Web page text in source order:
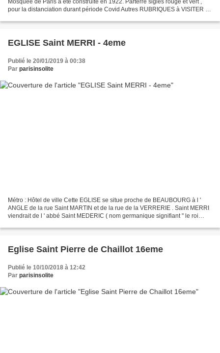
pour la distanciation durant période Covid Autres RUBRIQUES à VISITER -
EGLISE Saint MERRI - 4eme
Publié le 20/01/2019 à 00:38
Par parisinsolite
Métro : Hôtel de ville Cette EGLISE se situe proche de BEAUBOURG à l '
ANGLE de la rue Saint MARTIN et de la rue de la VERRERIE . Saint MERRI
viendrait de l ' abbé Saint MEDERIC ( nom germanique signifiant " le roi
Eglise Saint Pierre de Chaillot 16eme
Publié le 10/10/2018 à 12:42
Par parisinsolite